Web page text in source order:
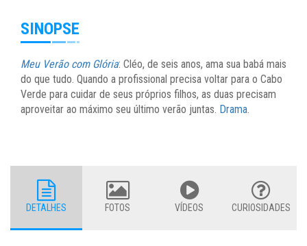
SINOPSE
Meu Verão com Glória: Cléo, de seis anos, ama sua babá mais
do que tudo. Quando a profissional precisa voltar para o Cabo
Verde para cuidar de seus próprios filhos, as duas precisam
aproveitar ao máximo seu último verão juntas. Drama
DETALHES FOTOS VÍDEOS CURIOSIDADES